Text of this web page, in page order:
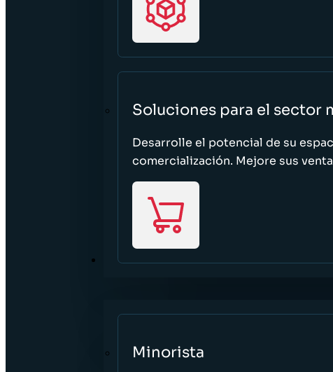
Soluciones para el sector
Desarrolle el potencial de su
comercialización. Mejore sus
SECTORES
Minorista